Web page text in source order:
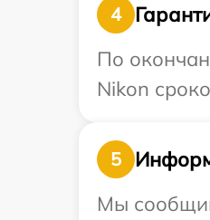
4
По
Nikon
5
Мы